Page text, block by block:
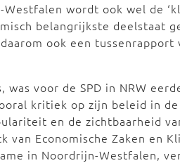
wordt ook wel de
belangrijkste deelstaat
ook een tussenrapport
was voor de SPD in NRW
kritiek op zijn beleid in
en de zichtbaarheid
van Economische Zaken en
in Noordrijn-Westfalen,